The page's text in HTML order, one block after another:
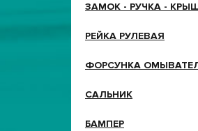
ЗАМОК - РУЧКА -
РЕЙКА РУЛЕВАЯ
ФОРСУНКА
САЛЬНИК
БАМПЕР